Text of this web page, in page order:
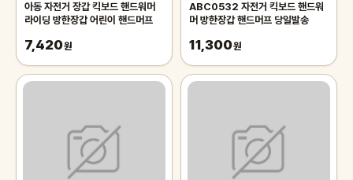
아동 자전거 장갑 킥보드 핸드워머
라이딩 방한장갑 어린이 핸드머프
7,420원
ABC0532 자전거 킥보드 핸드워
머 방한장갑 핸드머프 당일발송
11,300원